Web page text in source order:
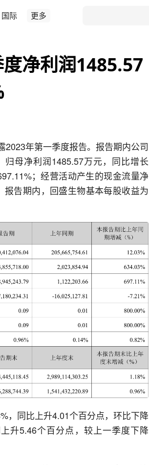
国际 更多
净利润1485.57
年第一季度报告。报告期内公司
母净利润1485.57万元，同比增长
；经营活动产生的现金流量净
告期内，回盛生物基本每股收益为
，同比上升4.01个百分点，环比下降
升5.46个百分点，较上一季度下降